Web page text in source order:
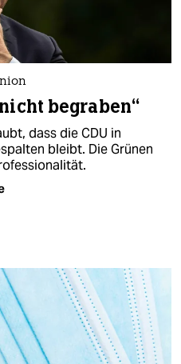
begraben“
dass die CDU in
bleibt. Die Grünen